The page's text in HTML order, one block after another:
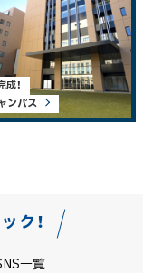
！
ンパス
ク！
一覧